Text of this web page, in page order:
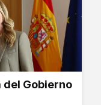
Gobierno